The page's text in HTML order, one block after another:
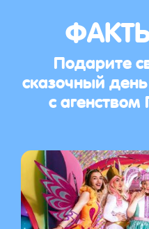
Подарите
сказочный
с